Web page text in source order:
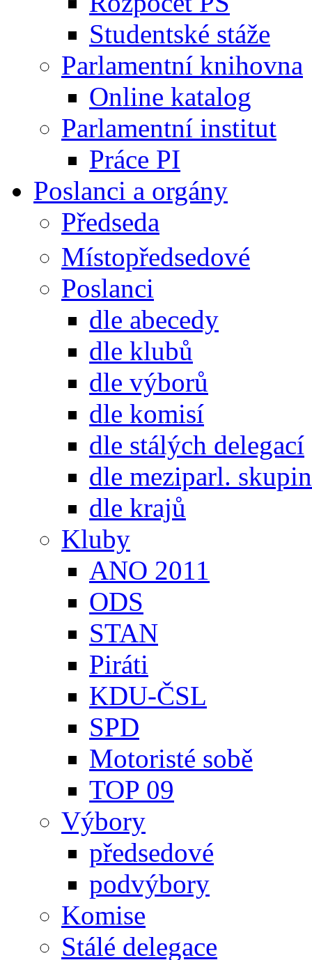
Studentské stáže
Parlamentní knihovna
Online katalog
Parlamentní institut
Práce PI
Poslanci a orgány
Předseda
Místopředsedové
Poslanci
dle abecedy
dle klubů
dle výborů
dle komisí
dle stálých delegací
dle meziparl. skupin
dle krajů
Kluby
ANO 2011
ODS
STAN
Piráti
KDU-ČSL
SPD
Motoristé sobě
TOP 09
Výbory
předsedové
podvýbory
Komise
Stálé delegace